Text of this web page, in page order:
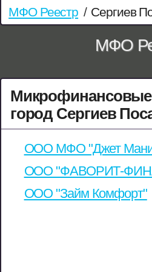
МФО Реестр / Сергиев
МФО
Микрофинансовые
город Сергиев
ООО МФО "Джет Мани
ООО "ФАВОРИТ-
ООО "Займ Комфорт"